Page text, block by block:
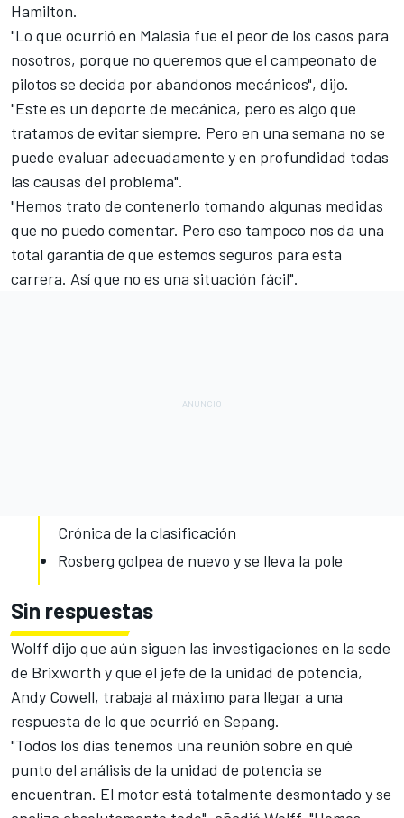
Hamilton.
"Lo que ocurrió en Malasia fue el peor de los casos para
nosotros, porque no queremos que el campeonato de
pilotos se decida por abandonos mecánicos", dijo.
"Este es un deporte de mecánica, pero es algo que
tratamos de evitar siempre. Pero en una semana no se
puede evaluar adecuadamente y en profundidad todas
las causas del problema".
"Hemos trato de contenerlo tomando algunas medidas
que no puedo comentar. Pero eso tampoco nos da una
total garantía de que estemos seguros para esta
carrera. Así que no es una situación fácil".
Crónica de la clasificación
Rosberg golpea de nuevo y se lleva la pole
Sin respuestas
Wolff dijo que aún siguen las investigaciones en la sede
de Brixworth y que el jefe de la unidad de potencia,
Andy Cowell, trabaja al máximo para llegar a una
respuesta de lo que ocurrió en Sepang.
"Todos los días tenemos una reunión sobre en qué
punto del análisis de la unidad de potencia se
encuentran. El motor está totalmente desmontado y se